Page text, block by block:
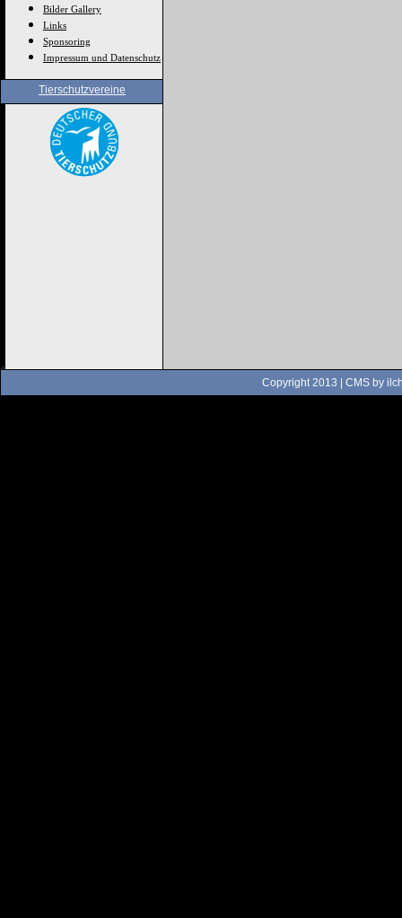
Bilder Gallery
Links
Sponsoring
Impressum und Datenschutz
Tierschutzvereine
Copyright 2013 | CMS by